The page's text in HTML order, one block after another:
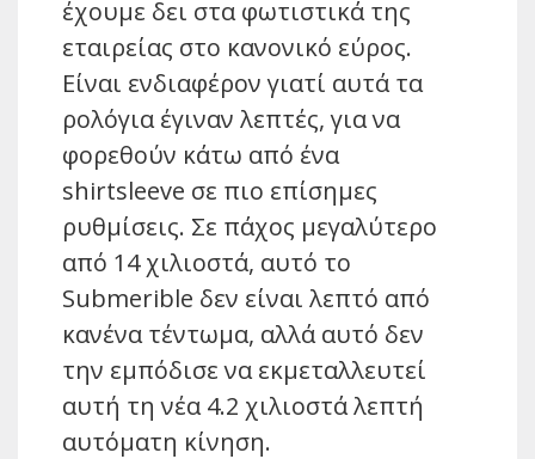
έχουμε δει στα φωτιστικά της
εταιρείας στο κανονικό εύρος.
Είναι ενδιαφέρον γιατί αυτά τα
ρολόγια έγιναν λεπτές, για να
φορεθούν κάτω από ένα
shirtsleeve σε πιο επίσημες
ρυθμίσεις. Σε πάχος μεγαλύτερο
από 14 χιλιοστά, αυτό το
Submerible δεν είναι λεπτό από
κανένα τέντωμα, αλλά αυτό δεν
την εμπόδισε να εκμεταλλευτεί
αυτή τη νέα 4.2 χιλιοστά λεπτή
αυτόματη κίνηση.